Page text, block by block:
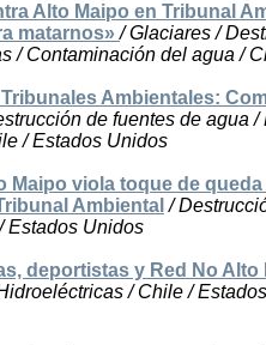
Alto Maipo en Tribunal
matarnos»/ Glaciares /
/ Contaminación del agua /
Ambientales:
de fuentes de agua
/ Estados Unidos
Maipo viola toque de
Ambiental /
Estados Unidos
deportistas y Red No
/ Chile /